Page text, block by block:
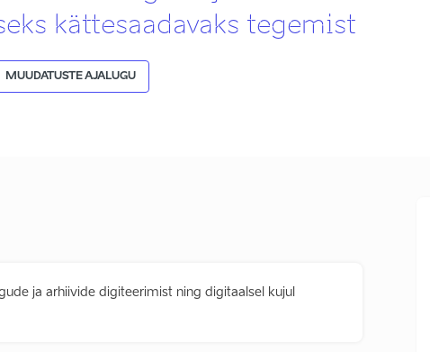
kättesaadavaks tegemist
MUUDATUSTE AJALUGU
ja arhiivide digiteerimist ning digitaalsel kujul